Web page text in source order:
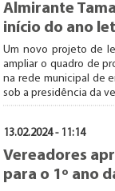
Almirante
início do ano
Um novo projeto de
ampliar o quadro de
na rede municipal de
sob a presidência da
13.02.2024 - 11:14
Vereadores
para o 1º ano